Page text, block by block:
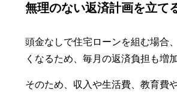
無理のない返済計画を立て
頭金なしで住宅ローンを組む場合
くなるため、毎月の返済負担も増
そのため、収入や生活費、教育費